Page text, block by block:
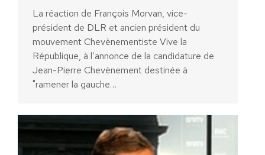
La réaction de François Morvan, vice-
président de DLR et ancien président du
mouvement Chevènementiste Vive la
République, à l’annonce de la candidature de
Jean-Pierre Chevènement destinée à
"ramener la gauche…